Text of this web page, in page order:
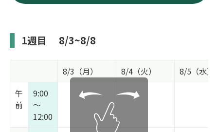
1週目 8/3~8/8
8/3（月） 8/4（火）
8/5（水）
午
前
9:00
～
12:00